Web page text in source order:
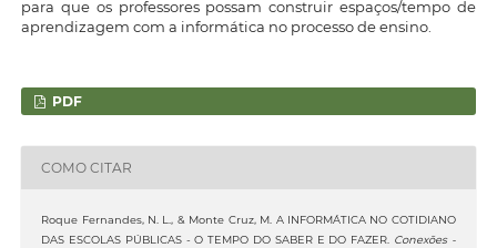
para que os professores possam construir espaços/tempo de
aprendizagem com a informática no processo de ensino.
PDF
COMO CITAR
Roque Fernandes, N. L., & Monte Cruz, M. A INFORMÁTICA NO COTIDIANO
DAS ESCOLAS PÚBLICAS - O TEMPO DO SABER E DO FAZER. Conexões -